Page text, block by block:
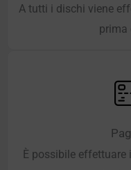
A tutti i dischi viene
prima
È possibile